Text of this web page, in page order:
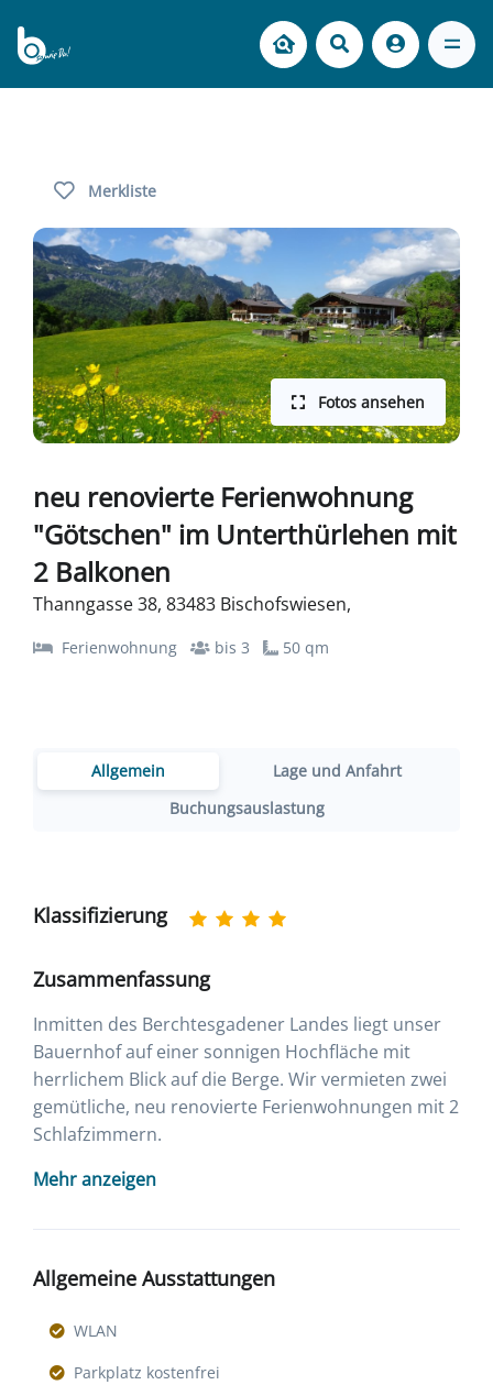
Merkliste
Fotos ansehen
neu renovierte Ferienwohnung
"Götschen" im Unterthürlehen mit
2 Balkonen
Thanngasse 38, 83483 Bischofswiesen,
Ferienwohnung bis 3 50 qm
Allgemein
Lage und Anfahrt
Buchungsauslastung
Klassifizierung
Zusammenfassung
Inmitten des Berchtesgadener Landes liegt unser
Bauernhof auf einer sonnigen Hochfläche mit
herrlichem Blick auf die Berge. Wir vermieten zwei
gemütliche, neu renovierte Ferienwohnungen mit 2
Schlafzimmern.
Mehr anzeigen
Allgemeine Ausstattungen
WLAN
Parkplatz kostenfrei